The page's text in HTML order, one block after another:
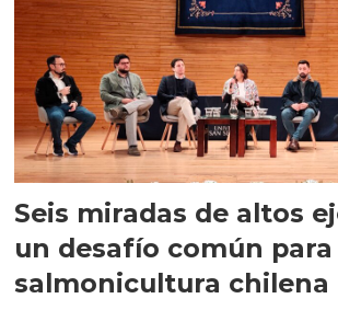
Seis miradas de altos
un desafío común para
salmonicultura chilena